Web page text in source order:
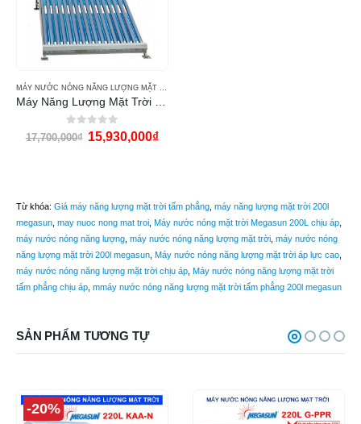
MÁY NƯỚC NÓNG NĂNG LƯỢNG MẶT TRỜI SUNPO
Máy Năng Lượng Mặt Trời Chịu Áp 215L SUNPO ECO-HP
0out of 5
17,700,000₫ 15,930,000₫
Từ khóa: Giá máy năng lượng mặt trời tấm phẳng máy năng lượng mặt trời 200l
megasun may nuoc nong mat troi Máy nước nóng mặt trời Megasun 200L chịu áp
máy nước nóng năng lượng máy nước nóng năng lượng mặt trời máy nước nóng
năng lượng mặt trời 200l megasun Máy nước nóng năng lượng mặt trời áp lực cao
máy nước nóng năng lượng mặt trời chịu áp Máy nước nóng năng lượng mặt trời
tấm phẳng chịu áp mmáy nước nóng năng lượng mặt trời tấm phẳng 200l megasun
SẢN PHẨM TƯƠNG TỰ
-20%